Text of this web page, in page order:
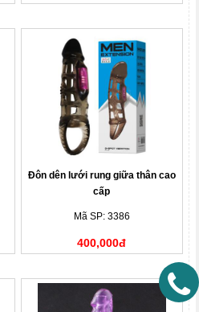
Đôn dên lưới rung giữa thân cao
cấp
Mã SP: 3386
400,000đ